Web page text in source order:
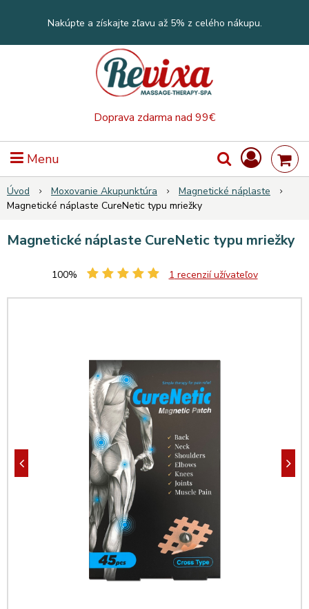
Doprava zdarma nad 99€
Nakúpte a získajte zľavu až 5% z celého nákupu.
Menu
Úvod Moxovanie Akupunktúra
Magnetické náplaste
Magnetické náplaste CureNetic typu mriežky
Magnetické náplaste CureNetic typu mriežky
100% 1 recenzií užívateľov